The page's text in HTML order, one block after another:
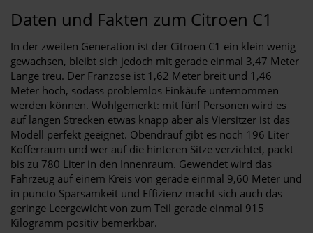
Daten und Fakten zum Citroen C1
In der zweiten Generation ist der Citroen C1 ein klein wenig
gewachsen, bleibt sich jedoch mit gerade einmal 3,47 Meter
Länge treu. Der Franzose ist 1,62 Meter breit und 1,46
Meter hoch, sodass problemlos Einkäufe unternommen
werden können. Wohlgemerkt: mit fünf Personen wird es
auf langen Strecken etwas knapp aber als Viersitzer ist das
Modell perfekt geeignet. Obendrauf gibt es noch 196 Liter
Kofferraum und wer auf die hinteren Sitze verzichtet, packt
bis zu 780 Liter in den Innenraum. Gewendet wird das
Fahrzeug auf einem Kreis von gerade einmal 9,60 Meter und
in puncto Sparsamkeit und Effizienz macht sich auch das
geringe Leergewicht von zum Teil gerade einmal 915
Kilogramm positiv bemerkbar.